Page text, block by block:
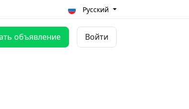
Русский
объявление Войти